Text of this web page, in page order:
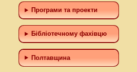
Програми та проекти
Бiблiотечному фахiвцю
Полтавщина